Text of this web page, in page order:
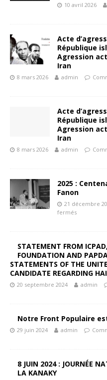
10 avril 2026
Acte
République
Agression
Iran
8 mars 2026 admin
Acte
République
Agression
Iran
8 mars 2026 admin
2025 :
Fanon
21 décembre
fermés
STATEMENT FROM
FOUNDATION AND
STATEMENTS OF THE
CANDIDATE REGARDING
20 septembre 2024 admin
Notre Front Populaire
29 juin 2024 admin
8 JUIN 2024 : JOURNÉE
LA KANAKY